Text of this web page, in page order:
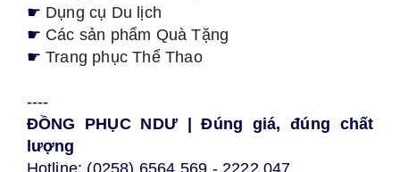
☛ Dụng cụ Du lịch
☛ Các sản phẩm Quà Tặng
☛ Trang phục Thể Thao
----
ĐỒNG PHỤC NDƯ | Đúng giá, đúng chất
lượng
Hotline: (0258) 6564 569 - 2222 047